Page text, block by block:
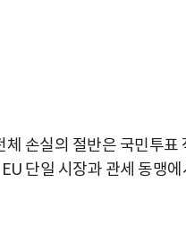
손실의 절반은 국민투표
단일 시장과 관세 동맹